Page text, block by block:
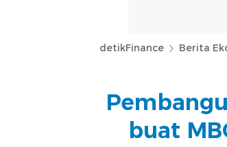
detikFinance Berita
buat